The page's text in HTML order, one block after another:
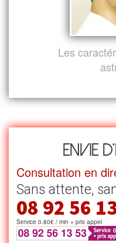
Les
Envie
Consultation en
Sans attente,
08 92 56
Service 0.80€ / min + prix appel